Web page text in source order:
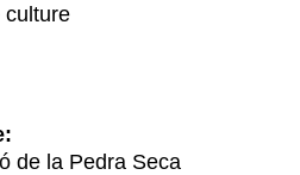
culture
de la Pedra Seca